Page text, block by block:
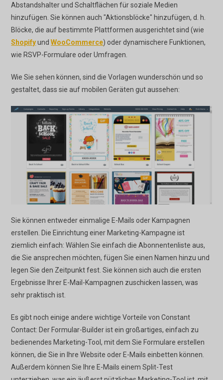
Abstandshalter und Schaltflächen für soziale Medien
hinzufügen. Sie können auch "Aktionsblöcke" hinzufügen, d. h.
Blöcke, die auf bestimmte Plattformen ausgerichtet sind (wie
ShopifyundWooCommerce) oder dynamischere Funktionen,
wie RSVP-Formulare oder Umfragen.
Wie Sie sehen können, sind die Vorlagen wunderschön und so
gestaltet, dass sie auf mobilen Geräten gut aussehen:
Sie können entweder einmalige E-Mails oder Kampagnen
erstellen. Die Einrichtung einer Marketing-Kampagne ist
ziemlich einfach: Wählen Sie einfach die Abonnentenliste aus,
die Sie ansprechen möchten, fügen Sie einen Namen hinzu und
legen Sie den Zeitpunkt fest. Sie können sich auch die ersten
Ergebnisse Ihrer E-Mail-Kampagnen zuschicken lassen, was
sehr praktisch ist.
Es gibt noch einige andere wichtige Vorteile von Constant
Contact: Der Formular-Builder ist ein großartiges, einfach zu
bedienendes Marketing-Tool, mit dem Sie Formulare erstellen
können, die Sie in Ihre Website oder E-Mails einbetten können.
Außerdem können Sie Ihre E-Mails einem Split-Test